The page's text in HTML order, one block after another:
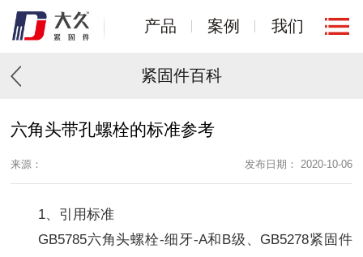
产品 案例 我们
紧固件百科
六角头带孔螺栓的标准参考
来源： 发布日期： 2020-10-06
1、引用标准
GB5785六角头螺栓-细牙-A和B级、GB5278紧固件